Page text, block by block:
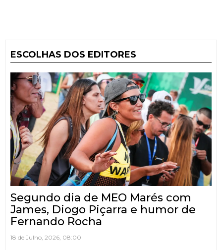
ESCOLHAS DOS EDITORES
Segundo dia de MEO Marés com
James, Diogo Piçarra e humor de
Fernando Rocha
18 de Julho, 2026, 08:00